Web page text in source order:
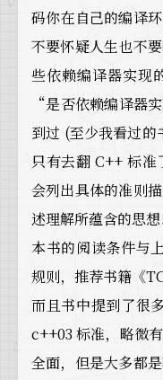
码你在自己的编译
不要怀疑人生也不
些依赖编译器实现
“是否依赖编译器
到过 (至少我看过的
只有去翻 C++ 标
会列出具体的准则
述理解所蕴含的思想
本书的阅读条件与
规则，推荐书籍《
而且书中提到了很
c++03 标准，略微
全面，但是大多都